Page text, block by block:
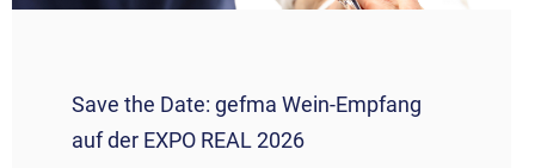
Save the Date: gefma Wein-Empfang
auf der EXPO REAL 2026